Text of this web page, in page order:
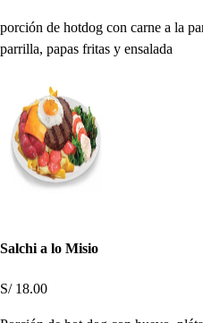
porción de hotdog con carne a la
parrilla, papas fritas y ensalada
Salchi a lo Misio
S/ 18.00